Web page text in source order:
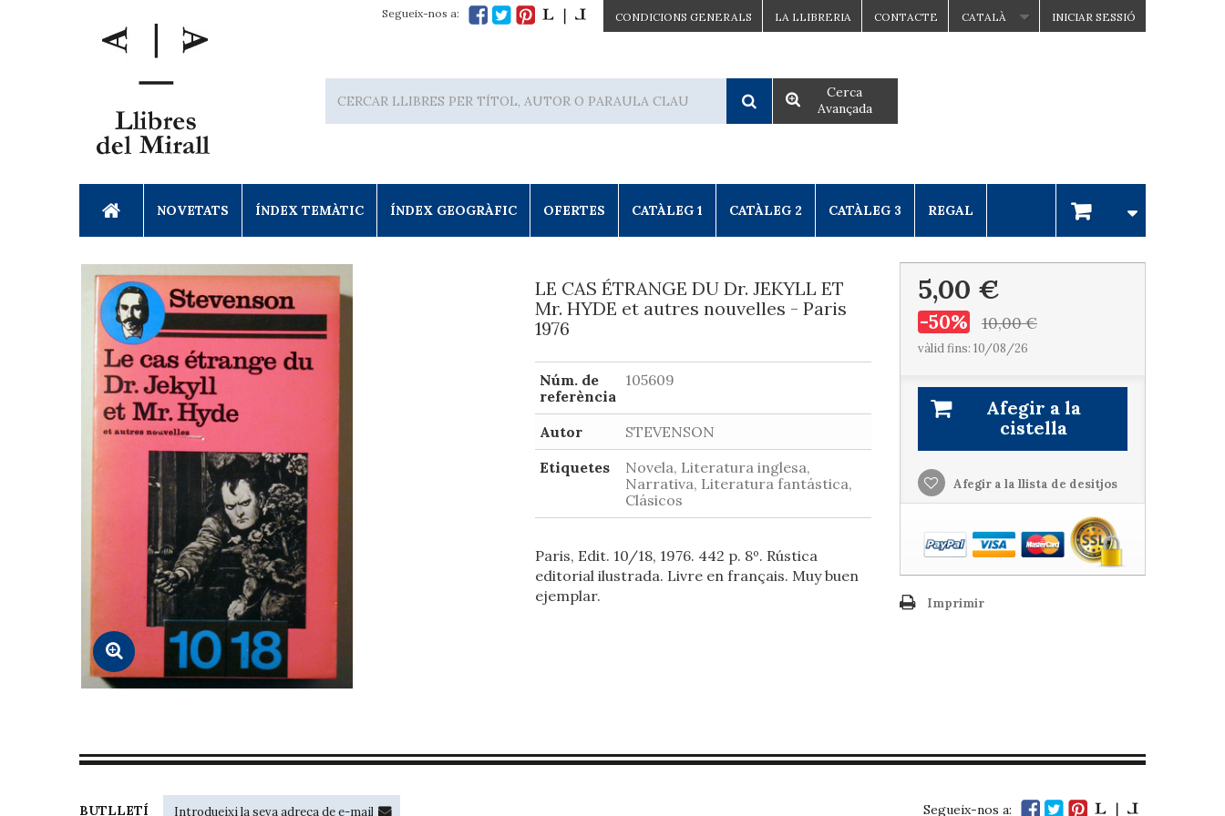
INICIAR SESSIÓ
CATALÀ
CONTACTE
LA LLIBRERIA
CONDICIONS GENERALS
Segueix-nos a:
Cerca
Avançada
NOVETATS ÍNDEX TEMÀTIC ÍNDEX GEOGRÀFIC OFERTES CATÀLEG 1 CATÀLEG 2 CATÀLEG 3 REGAL
LE CAS ÉTRANGE DU Dr. JEKYLL ET
Mr. HYDE et autres nouvelles - Paris
1976
Núm. de
referència
105609
Autor
STEVENSON
Etiquetes
Novela, Literatura inglesa,
Narrativa, Literatura fantástica,
Clásicos
Paris, Edit. 10/18, 1976. 442 p. 8º. Rústica
editorial ilustrada. Livre en français. Muy buen
ejemplar.
5,00 €
-50% 10,00 €
vàlid fins: 10/08/26
Afegir a la
cistella
Afegir a la llista de desitjos
Imprimir
BUTLLETÍ Segueix-nos a: